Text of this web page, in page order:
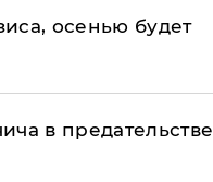
осенью будет
в предательстве